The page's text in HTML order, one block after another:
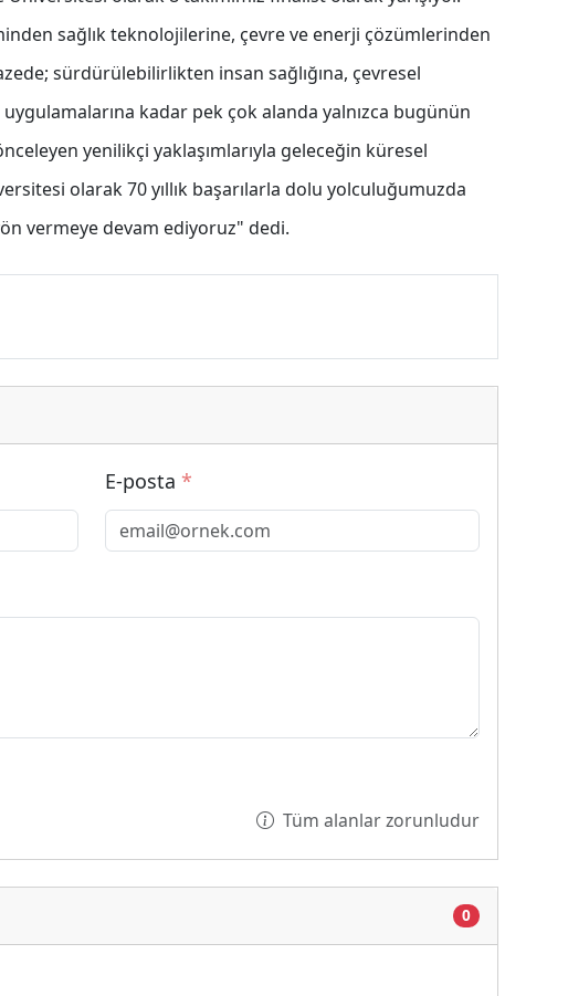
sağlık teknolojilerine, çevre ve enerji çözümlerinden
sürdürülebilirlikten insan sağlığına, çevresel
kadar pek çok alanda yalnızca bugünün
yenilikçi yaklaşımlarıyla geleceğin küresel
olarak 70 yıllık başarılarla dolu yolculuğumuzda
vermeye devam ediyoruz" dedi.
E-posta *
Tüm alanlar zorunludur
0